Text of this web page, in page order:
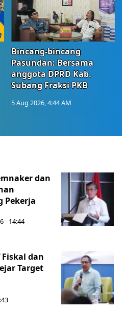
Bincang-bincang
Pasundan: Bersama
anggota DPRD Kab.
Subang Fraksi PKB
5 Aug 2026, 4:44 AM
dan
Pekerja
- 14:44
dan
Target